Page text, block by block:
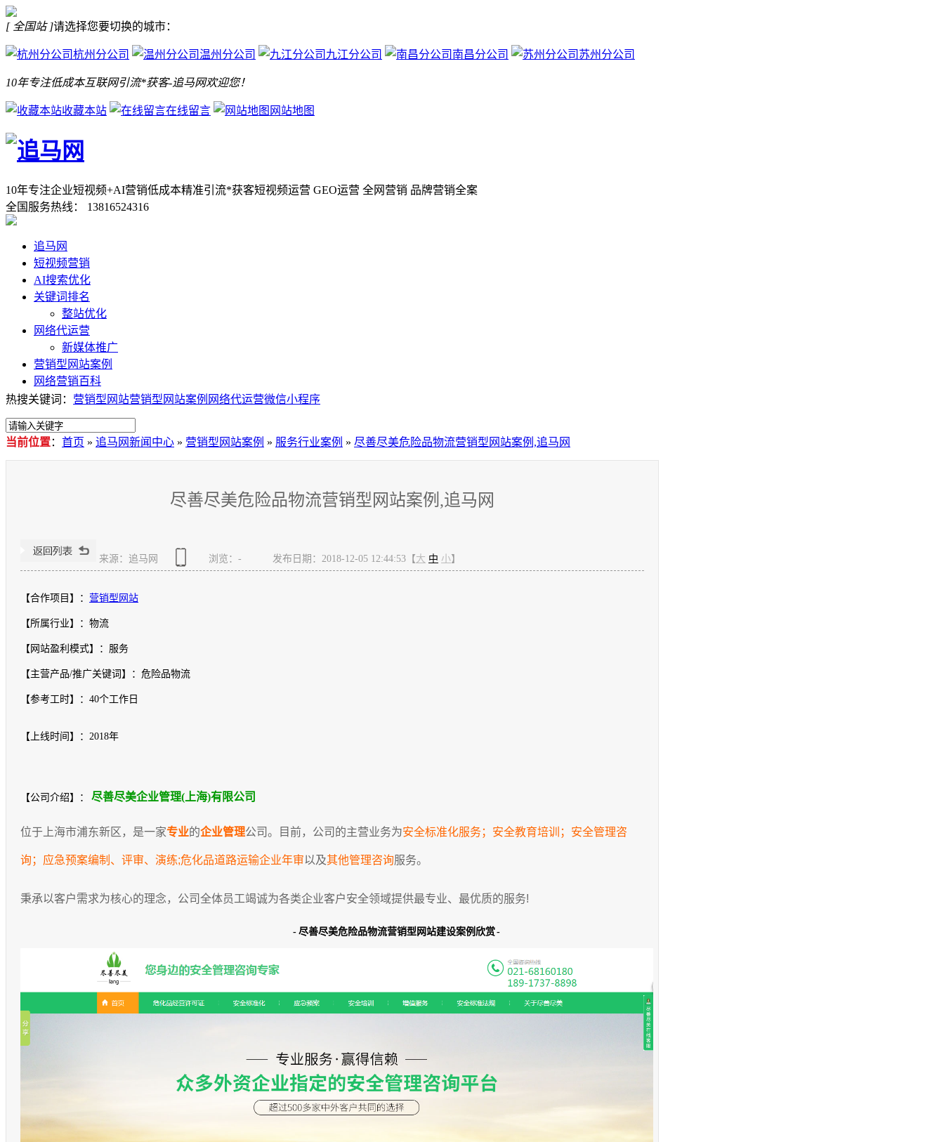
[ 全国站 ]请选择您要切换的城市：
杭州分公司 温州分公司 九江分公司 南昌分公司 苏州分公司
10年专注低成本互联网引流*获客-追马网欢迎您！
收藏本站 在线留言 网站地图
10年专注企业短视频+AI营销低成本精准引流*获客短视频运营 GEO运营 全网营销 品牌营销全案
全国服务热线： 13816524316
追马网
短视频营销
AI搜索优化
关键词排名
整站优化
网络代运营
新媒体推广
营销型网站案例
网络营销百科
热搜关键词： 营销型网站营销型网站案例 网络代运营微信小程序
当前位置： 首页 » 追马网新闻中心 » 营销型网站案例 » 服务行业案例 » 尽善尽美危险品物流营销型网站案例,追马网
尽善尽美危险品物流营销型网站案例,追马网
来源：追马网 浏览： - 发布日期：2018-12-05 12:44:53【大 中 小】
【合作项目】： 营销型网站
【所属行业】：物流
【网站盈利模式】：服务
【主营产品/推广关键词】：危险品物流
【参考工时】：40个工作日
【上线时间】：2018年
【公司介绍】： 尽善尽美企业管理(上海)有限公司
位于上海市浦东新区，是一家专业的企业管理公司。 目前，公司的主营业务为安全标准化服务；安全教育培训；安全管理咨
询；应急预案编制、评审、演练;危化品道路运输企业年审以及其他管理咨询服务。
秉承以客户需求为核心的理念，公司全体员工竭诚为各类企业客户安全领域提供最专业、最优质的服务!
- 尽善尽美危险品物流营销型网站建设案例欣赏 -